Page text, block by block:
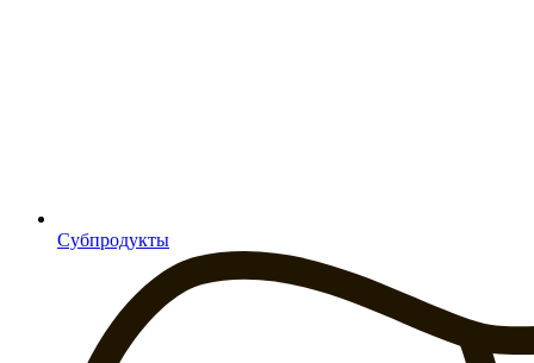
Субпродукты